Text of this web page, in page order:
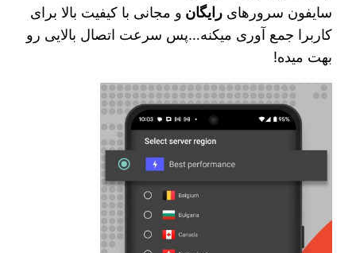
سایفون سرورهایرایگان و مجانی با کیفیت بالا برای
کاربرا جمع آوری میکنه…پس سرعت اتصال بالایی رو
بهت میده!